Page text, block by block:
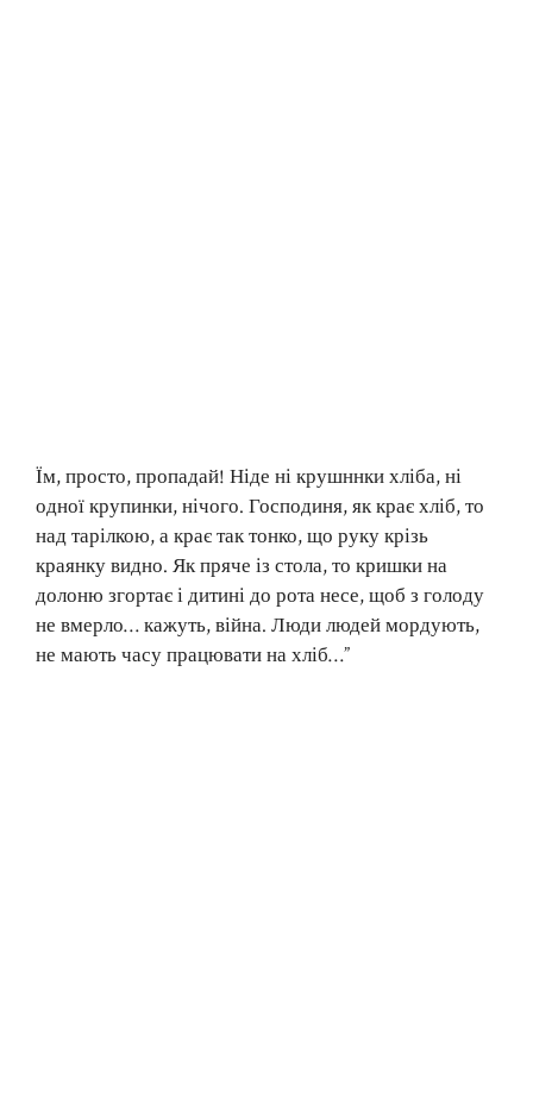
Їм, просто, пропадай! Ніде ні крушннки хліба, ні
одної крупинки, нічого. Господиня, як крає хліб, то
над тарілкою, а крає так тонко, що руку крізь
краянку видно. Як пряче із стола, то кришки на
долоню згортає і дитині до рота несе, щоб з голоду
не вмерло… кажуть, війна. Люди людей мордують,
не мають часу працювати на хліб…”